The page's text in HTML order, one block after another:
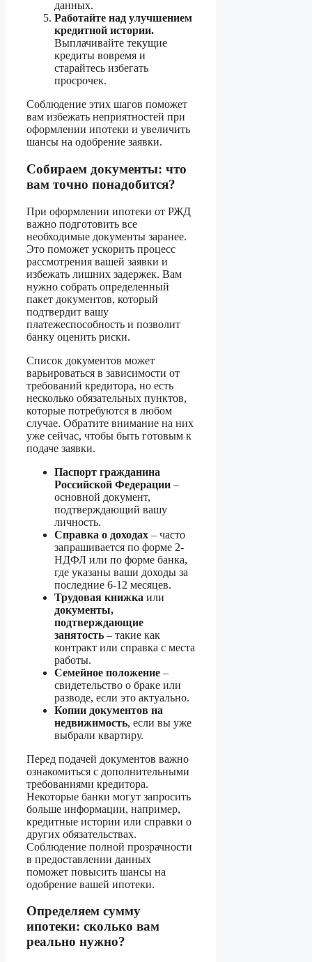
данных.
Работайте над улучшением
кредитной истории.
Выплачивайте текущие
кредиты вовремя и
старайтесь избегать
просрочек.
Соблюдение этих шагов поможет
вам избежать неприятностей при
оформлении ипотеки и увеличить
шансы на одобрение заявки.
Собираем документы: что
вам точно понадобится?
При оформлении ипотеки от РЖД
важно подготовить все
необходимые документы заранее.
Это поможет ускорить процесс
рассмотрения вашей заявки и
избежать лишних задержек. Вам
нужно собрать определенный
пакет документов, который
подтвердит вашу
платежеспособность и позволит
банку оценить риски.
Список документов может
варьироваться в зависимости от
требований кредитора, но есть
несколько обязательных пунктов,
которые потребуются в любом
случае. Обратите внимание на них
уже сейчас, чтобы быть готовым к
подаче заявки.
Паспорт гражданина
Российской Федерации –
основной документ,
подтверждающий вашу
личность.
Справка о доходах – часто
запрашивается по форме 2-
НДФЛ или по форме банка,
где указаны ваши доходы за
последние 6-12 месяцев.
Трудовая книжка или
документы,
подтверждающие
занятость – такие как
контракт или справка с места
работы.
Семейное положение –
свидетельство о браке или
разводе, если это актуально.
Копии документов на
недвижимость, если вы уже
выбрали квартиру.
Перед подачей документов важно
ознакомиться с дополнительными
требованиями кредитора.
Некоторые банки могут запросить
больше информации, например,
кредитные истории или справки о
других обязательствах.
Соблюдение полной прозрачности
в предоставлении данных
поможет повысить шансы на
одобрение вашей ипотеки.
Определяем сумму
ипотеки: сколько вам
реально нужно?